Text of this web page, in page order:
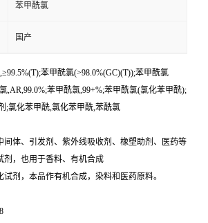
苯甲酰氯
国产
苯甲酰氯(>98.0%(GC)(T));苯甲酰氯
氯,AR,99.0%;苯甲酰氯,99+%;苯甲酰氯(氯化苯甲酰);
;氯化苯甲酰,氯化苯甲酰,苯酰氯
间体、引发剂、紫外线吸收剂、橡塑助剂、医药等
剂，也用于香料、有机合成
剂，本品作有机合成，染料和医药原料。